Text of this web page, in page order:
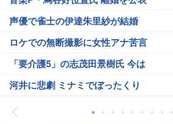
声優で雀士の伊達朱里紗が結婚
ロケでの無断撮影に女性アナ苦言
「要介護5」の志茂田景樹氏 今は
河井に悲劇 ミナミでぼったくり